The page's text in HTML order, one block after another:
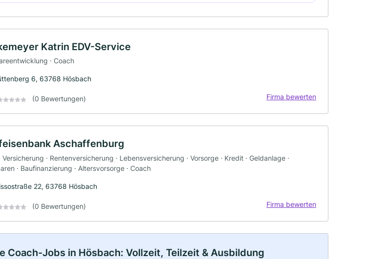
Katrin EDV-Service
· Coach
6, 63768 Hösbach
(0 Bewertungen) Firma bewerten
Aschaffenburg
Versicherung · Rentenversicherung · Lebensversicherung · Vorsorge · Kredit · Geldanlage ·
· Baufinanzierung · Altersvorsorge · Coach
22, 63768 Hösbach
(0 Bewertungen) Firma bewerten
Coach-Jobs in Hösbach: Vollzeit, Teilzeit & Ausbildung